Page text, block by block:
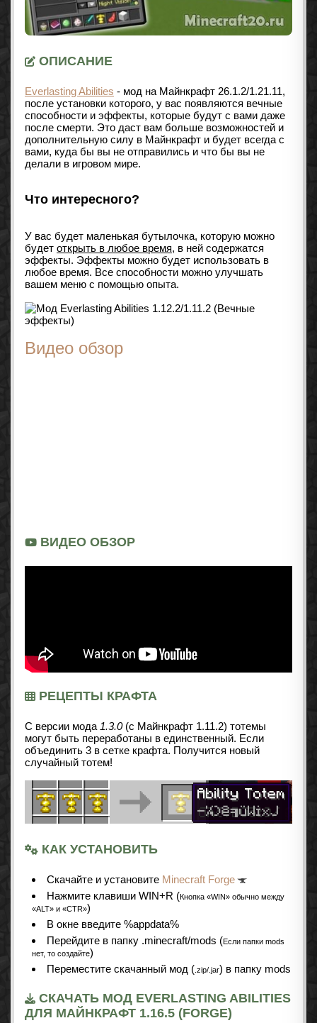
ОПИСАНИЕ
Everlasting Abilities - мод на Майнкрафт 26.1.2/1.21.11,
после установки которого, у вас появляются вечные
способности и эффекты, которые будут с вами даже
после смерти. Это даст вам больше возможностей и
дополнительную силу в Майнкрафт и будет всегда с
вами, куда бы вы не отправились и что бы вы не
делали в игровом мире.
Что интересного?
У вас будет маленькая бутылочка, которую можно
будет открыть в любое время, в ней содержатся
эффекты. Эффекты можно будет использовать в
любое время. Все способности можно улучшать
вашем меню с помощью опыта.
Видео обзор
ВИДЕО ОБЗОР
РЕЦЕПТЫ КРАФТА
С версии мода 1.3.0(с Майнкрафт 1.11.2) тотемы
могут быть переработаны в единственный. Если
объединить 3 в сетке крафта. Получится новый
случайный тотем!
КАК УСТАНОВИТЬ
Cкачайте и установите Minecraft Forge
Нажмите клавиши WIN+R (Кнопка «WIN» обычно между
«ALT» и «CTR»)
В окне введите %appdata%
Перейдите в папку .minecraft/mods (Если папки mods
нет, то создайте)
Переместите скачанный мод ( .zip/.jar) в папку mods
СКАЧАТЬ МОД EVERLASTING ABILITIES
ДЛЯ МАЙНКРАФТ 1.16.5 (FORGE)